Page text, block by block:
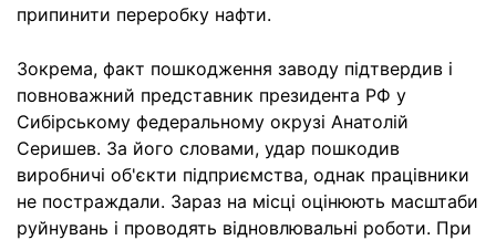
припинити переробку нафти.
Зокрема, факт пошкодження заводу підтвердив і
повноважний представник президента РФ у
Сибірському федеральному окрузі Анатолій
Серишев. За його словами, удар пошкодив
виробничі об'єкти підприємства, однак працівники
не постраждали. Зараз на місці оцінюють масштаби
руйнувань і проводять відновлювальні роботи. При